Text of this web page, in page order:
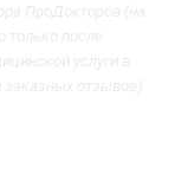
ПроДокторов (на
после
услуги в
отзывов)